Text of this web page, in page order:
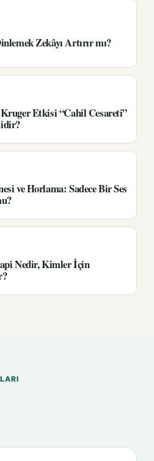
Zekâyı Artırır mı?
Etkisi “Cahil Cesareti”
ve Horlama: Sadece Bir Ses
Nedir, Kimler İçin